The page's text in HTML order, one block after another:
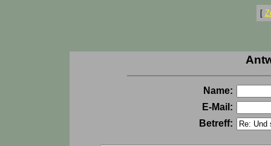
[
Name:
E-Mail:
Betreff: